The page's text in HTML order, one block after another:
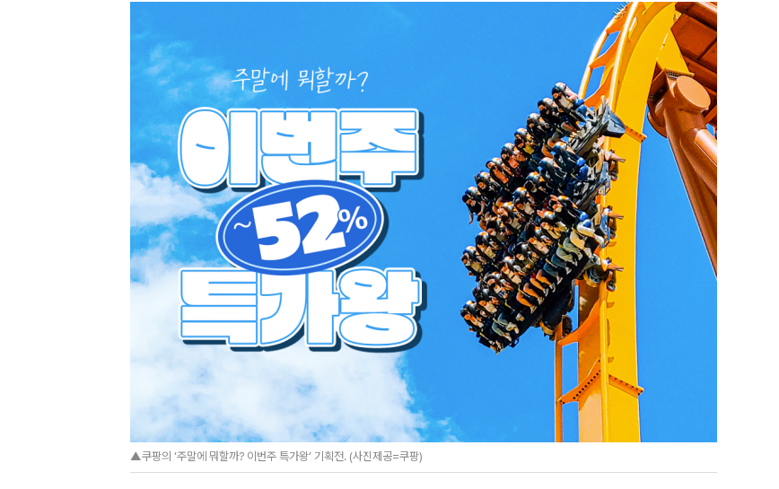
▲쿠팡의 ‘주말에 뭐할까? 이번주 특가왕’ 기획전. (사진제공=쿠팡)